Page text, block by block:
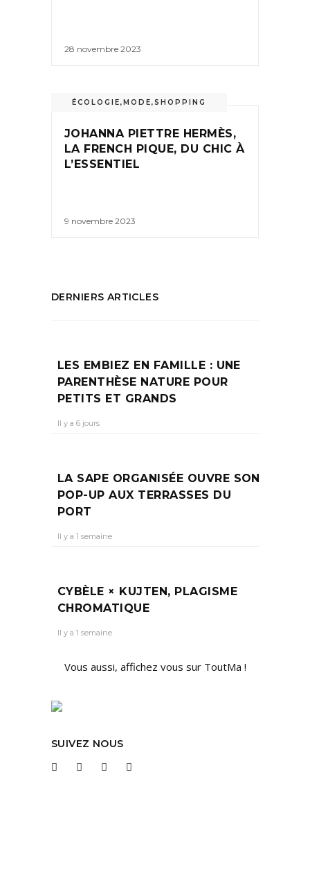
28 novembre 2023
ÉCOLOGIE, MODE,SHOPPING
JOHANNA PIETTRE HERMÈS,
LA FRENCH PIQUE, DU CHIC À
L’ESSENTIEL
9 novembre 2023
DERNIERS ARTICLES
LES EMBIEZ EN FAMILLE : UNE
PARENTHÈSE NATURE POUR
PETITS ET GRANDS
Il y a 6 jours
LA SAPE ORGANISÉE OUVRE SON
POP-UP AUX TERRASSES DU
PORT
Il y a 1 semaine
CYBÈLE × KUJTEN, PLAGISME
CHROMATIQUE
Il y a 1 semaine
Vous aussi, affichez vous sur ToutMa !
SUIVEZ NOUS